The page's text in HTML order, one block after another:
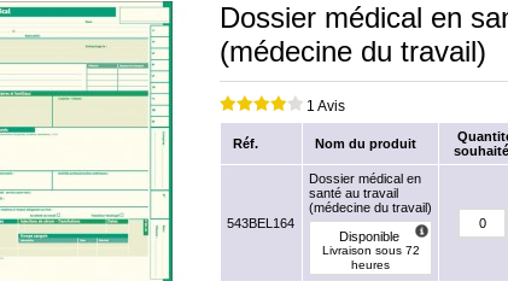
Dossier médical en
(médecine du travail)
1 Avis
Réf. Nom du produit
543BEL164
Dossier médical en
santé au travail
(médecine du travail)
Disponible
Livraison sous 72
heures